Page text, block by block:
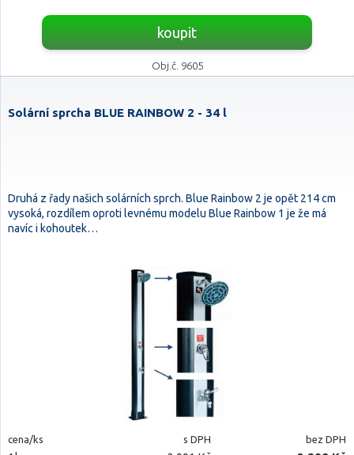
koupit
Obj.č. 9605
Solární sprcha BLUE RAINBOW 2 - 34 l
Druhá z řady našich solárních sprch. Blue Rainbow 2 je opět 214 cm
vysoká, rozdílem oproti levnému modelu Blue Rainbow 1 je že má
navíc i kohoutek…
cena/ks s DPH bez DPH